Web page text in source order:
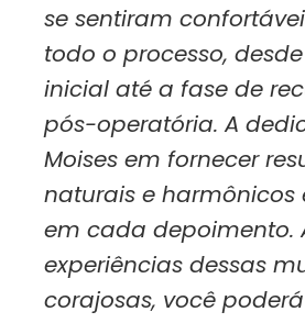
se sentiram
todo o processo,
inicial até a fase de
pós-operatória. A
Moises em fornecer
naturais e harmônicos
em cada depoimento.
experiências dessas
corajosas, você